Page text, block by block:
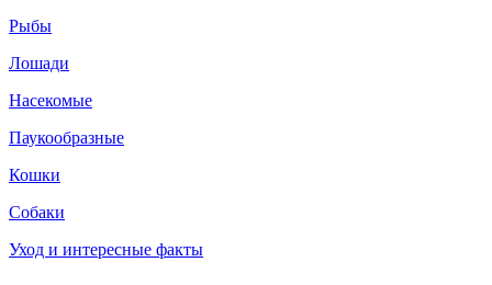
Рыбы
Лошади
Насекомые
Паукообразные
Кошки
Собаки
Уход и интересные факты